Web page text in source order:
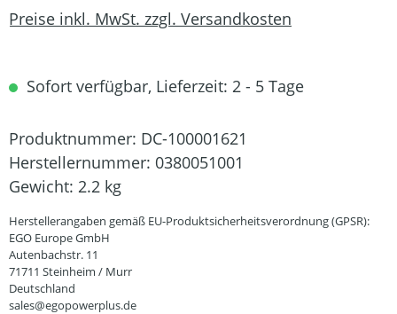
Preise inkl. MwSt. zzgl. Versandkosten
Sofort verfügbar, Lieferzeit: 2 - 5 Tage
Produktnummer: DC-100001621
Herstellernummer: 0380051001
Gewicht: 2.2 kg
Herstellerangaben gemäß EU-Produktsicherheitsverordnung (GPSR):
EGO Europe GmbH
Autenbachstr. 11
71711 Steinheim / Murr
Deutschland
sales@egopowerplus.de